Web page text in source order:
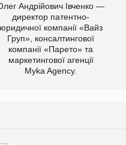
Андрійович Івченко —
директор патентно-
юридичної компанії «Вайз
Груп», консалтингової
компанії «Парето» та
маркетингової агенції
Myka Agency.